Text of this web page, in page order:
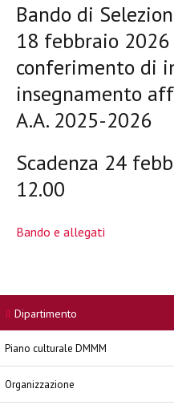
Bando di
18 febbraio
conferimento di
insegnamento
A.A. 2025-2026
Scadenza 24
12.00
Bando e allegati
Il Dipartimento
Piano culturale DMMM
Organizzazione